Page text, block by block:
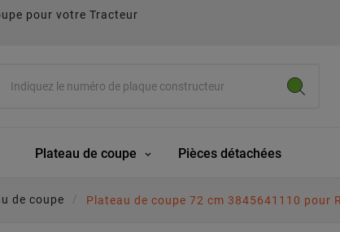
pour votre Tracteur
Plateau de coupe Pièces détachées
de coupe Plateau de coupe 72 cm 3845641110 pour